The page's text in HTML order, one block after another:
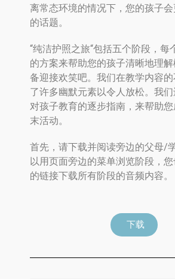
离常态环境的情况下，您的孩子
的话题。
“纯洁护照之旅“包括五个阶段，每
的方案来帮助您的孩子清晰地理
备迎接欢笑吧。我们在教学内容
了许多幽默元素以令人放松。我
对孩子教育的逐步指南，来帮助
末活动。
首先，请下载并阅读旁边的父母/
以用页面旁边的菜单浏览阶段，
的链接下载所有阶段的音频内容。
下载